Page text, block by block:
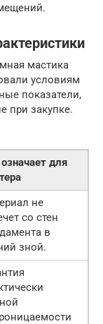
мастика
условиям
показатели,
при закупке.
для
не
со стен
в
зной.